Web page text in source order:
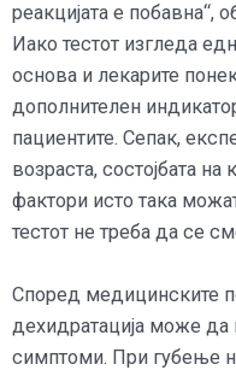
реакцијата е побавна“,
Иако тестот изгледа
основа и лекарите
дополнителен
пациентите. Сепак,
возраста, состојбата
фактори исто така
тестот не треба да се
Според медицинските
дехидратација може да
симптоми. При губење